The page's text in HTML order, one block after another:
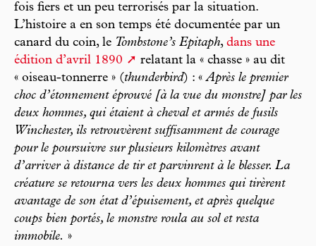
fois fiers et un peu terrorisés par la situation.
L’histoire a en son temps été documentée par un
canard du coin, le Tombstone’s Epitaph, dans une
édition d’avril 1890
relatant la « chasse » au dit
« oiseau-tonnerre » (thunderbird) : «Après le premier
choc d’étonnement éprouvé [à la vue du monstre] par les
deux hommes, qui étaient à cheval et armés de fusils
Winchester, ils retrouvèrent suffisamment de courage
pour le poursuivre sur plusieurs kilomètres avant
d’arriver à distance de tir et parvinrent à le blesser. La
créature se retourna vers les deux hommes qui tirèrent
avantage de son état d’épuisement, et après quelque
coups bien portés, le monstre roula au sol et resta
immobile. »